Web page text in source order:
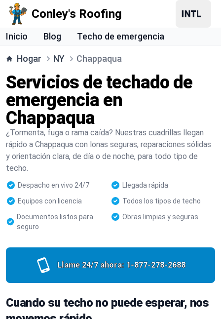
Conley's Roofing
Inicio Blog Techo de emergencia
Hogar NY Chappaqua
Servicios de techado de
emergencia en
Chappaqua
¿Tormenta, fuga o rama caída? Nuestras cuadrillas llegan
rápido a Chappaqua con lonas seguras, reparaciones sólidas
y orientación clara, de día o de noche, para todo tipo de
techo.
Despacho en vivo 24/7
Llegada rápida
Equipos con licencia
Todos los tipos de techo
Documentos listos para
seguro
Obras limpias y seguras
Llame 24/7 ahora: 1-877-278-2688
Cuando su techo no puede esperar, nos